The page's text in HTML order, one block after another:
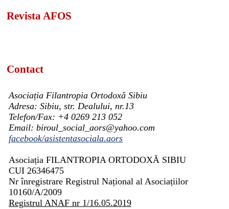
Revista AFOS
Contact
Asociația Filantropia Ortodoxă Sibiu
Adresa: Sibiu, str. Dealului, nr.13
Telefon/Fax: +4 0269 213 052
Email: biroul_social_aors@yahoo.com
facebook/asistentasociala.aors
Asociația FILANTROPIA ORTODOXĂ SIBIU
CUI 26346475
Nr înregistrare Registrul Național al Asociațiilor
10160/A/2009
Registrul ANAF nr 1/16.05.2019